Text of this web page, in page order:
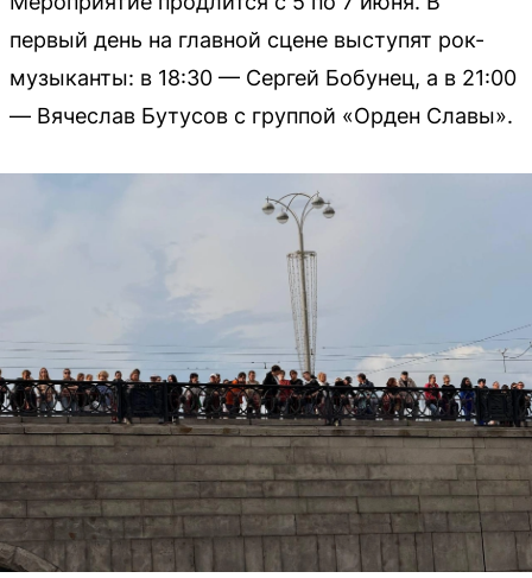
первый день на главной сцене выступят рок-
музыканты: в 18:30 — Сергей Бобунец, а в 21:00
— Вячеслав Бутусов с группой «Орден Славы».